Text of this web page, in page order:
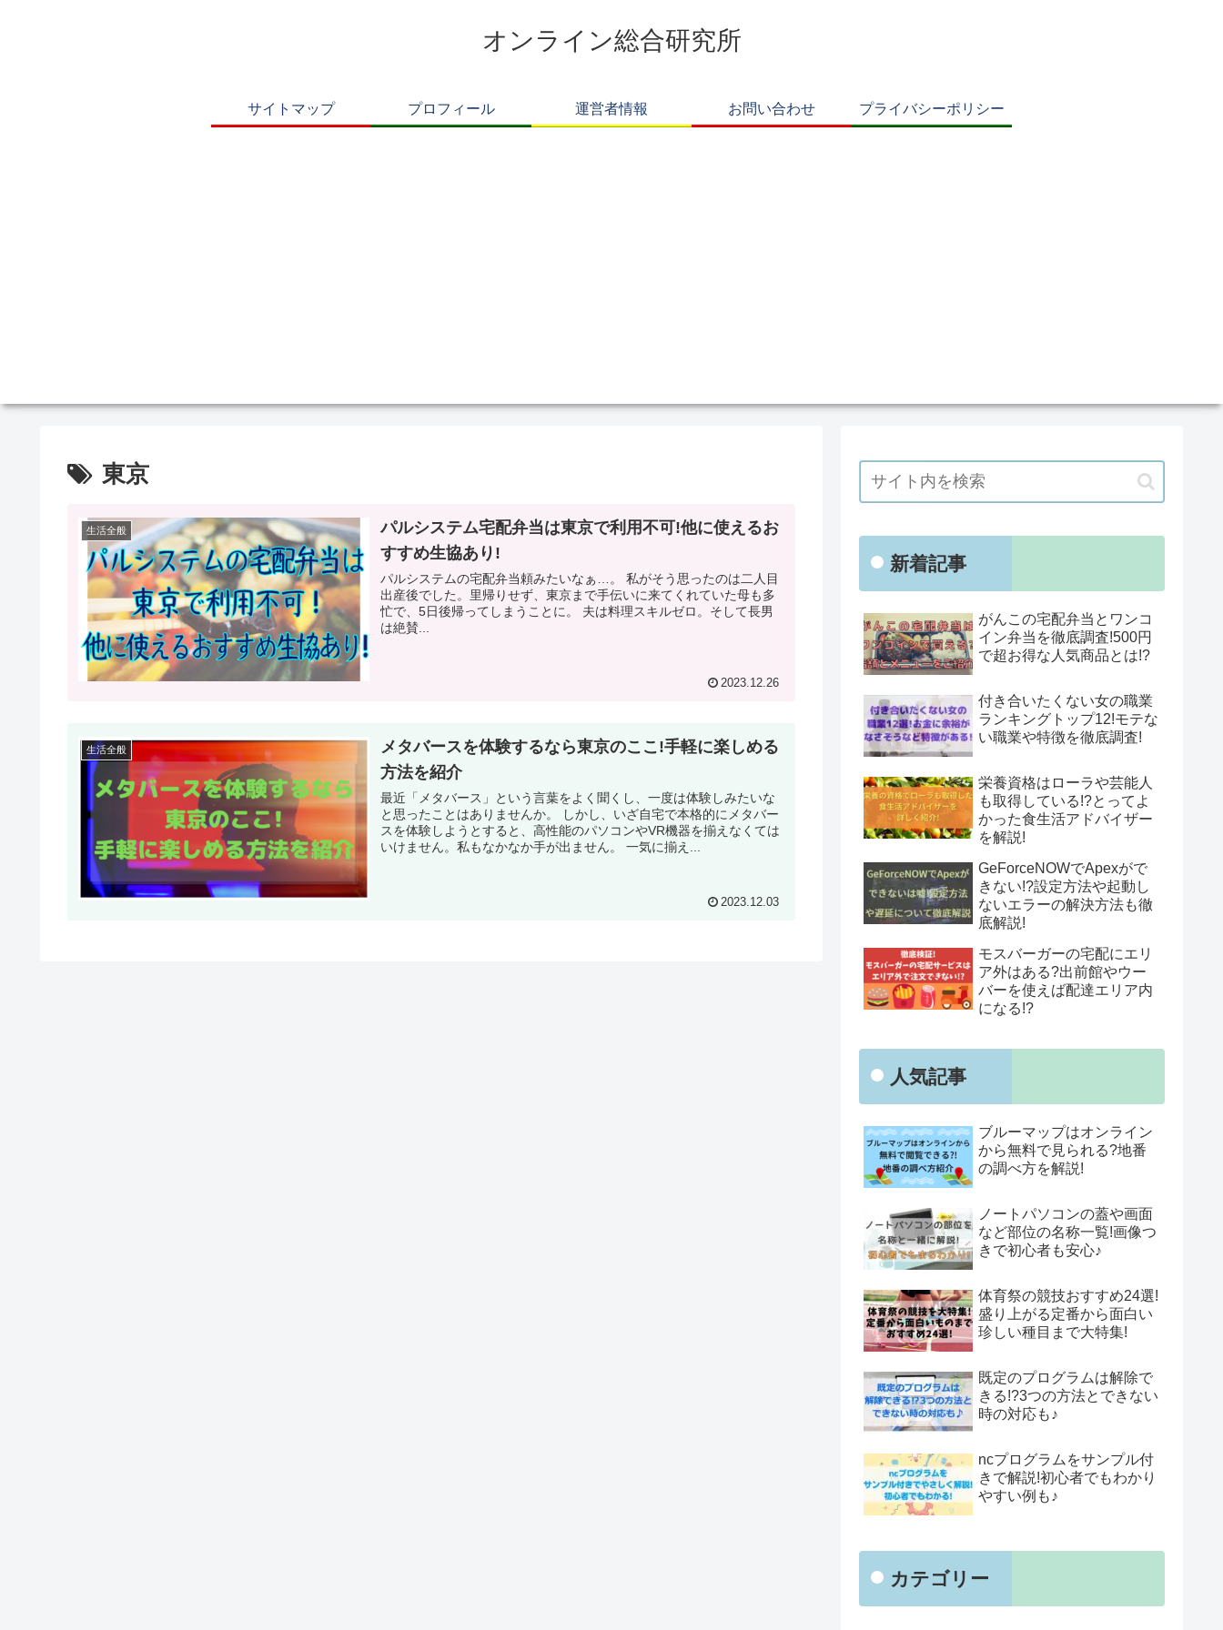
オンライン総合研究所
サイトマップ プロフィール 運営者情報 お問い合わせ プライバシーポリシー
東京
生活全般
パルシステム宅配弁当は東京で利用不可!他に使えるお
すすめ生協あり!
パルシステムの宅配弁当頼みたいなぁ…。 私がそう思ったのは二人目
出産後でした。里帰りせず、東京まで手伝いに来てくれていた母も多
忙で、5日後帰ってしまうことに。 夫は料理スキルゼロ。そして長男
は絶賛...
2023.12.26
生活全般
メタバースを体験するなら東京のここ!手軽に楽しめる
方法を紹介
最近「メタバース」という言葉をよく聞くし、一度は体験しみたいな
と思ったことはありませんか。 しかし、いざ自宅で本格的にメタバー
スを体験しようとすると、高性能のパソコンやVR機器を揃えなくては
いけません。私もなかなか手が出ません。 一気に揃え...
2023.12.03
新着記事
がんこの宅配弁当とワンコ
イン弁当を徹底調査!500円
で超お得な人気商品とは!?
付き合いたくない女の職業
ランキングトップ12!モテな
い職業や特徴を徹底調査!
栄養資格はローラや芸能人
も取得している!?とってよ
かった食生活アドバイザー
を解説!
GeForceNOWでApexがで
きない!?設定方法や起動し
ないエラーの解決方法も徹
底解説!
モスバーガーの宅配にエリ
ア外はある?出前館やウー
バーを使えば配達エリア内
になる!?
人気記事
ブルーマップはオンライン
から無料で見られる?地番
の調べ方を解説!
ノートパソコンの蓋や画面
など部位の名称一覧!画像つ
きで初心者も安心♪
体育祭の競技おすすめ24選!
盛り上がる定番から面白い
珍しい種目まで大特集!
既定のプログラムは解除で
きる!?3つの方法とできない
時の対応も♪
ncプログラムをサンプル付
きで解説!初心者でもわかり
やすい例も♪
カテゴリー